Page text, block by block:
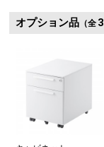
オプション品（全 3